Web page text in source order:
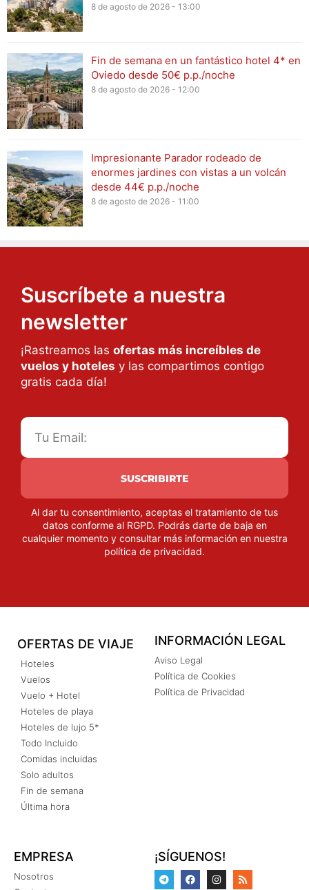
8 de agosto de 2026 - 13:00
Fin de semana en un fantástico hotel 4* en
Oviedo desde 50€ p.p./noche
8 de agosto de 2026 - 12:00
Impresionante Parador rodeado de
enormes jardines con vistas a un volcán
desde 44€ p.p./noche
8 de agosto de 2026 - 11:00
Suscríbete a nuestra
newsletter
¡Rastreamos las ofertas más increíbles de
vuelos y hoteles y las compartimos contigo
gratis cada día!
SUSCRIBIRTE
Al dar tu consentimiento, aceptas el tratamiento de tus
datos conforme al RGPD. Podrás darte de baja en
cualquier momento y consultar más información en nuestra
política de privacidad.
OFERTAS DE VIAJE
Hoteles
Vuelos
Vuelo + Hotel
Hoteles de playa
Hoteles de lujo 5*
Todo Incluido
Comidas incluidas
Solo adultos
Fin de semana
Última hora
INFORMACIÓN LEGAL
Aviso Legal
Política de Cookies
Política de Privacidad
EMPRESA
Nosotros
¡SÍGUENOS!